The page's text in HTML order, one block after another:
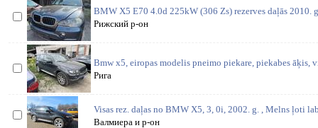
BMW X5 E70 4.0d 225kW (306 Zs) rezerves daļās 2010.
Рижский р-он
Bmw x5, eiropas modelis pneimo piekare, piekabes āķis,
Рига
Visas rez. daļas no BMW X5, 3, 0i, 2002. g. , Melns ļoti
Валмиера и р-он